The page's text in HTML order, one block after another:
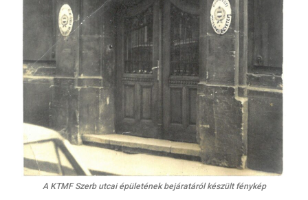
A KTMF Szerb utcai épületének bejáratáról készült fénykép